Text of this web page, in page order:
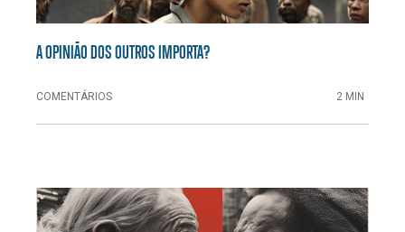
A OPINIÃO DOS OUTROS IMPORTA?
COMENTÁRIOS 2 MIN